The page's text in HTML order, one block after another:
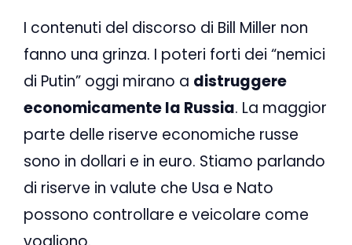
I contenuti del discorso di Bill Miller non
fanno una grinza. I poteri forti dei “nemici
di Putin” oggi mirano a distruggere
economicamente la Russia. La maggior
parte delle riserve economiche russe
sono in dollari e in euro. Stiamo parlando
di riserve in valute che Usa e Nato
possono controllare e veicolare come